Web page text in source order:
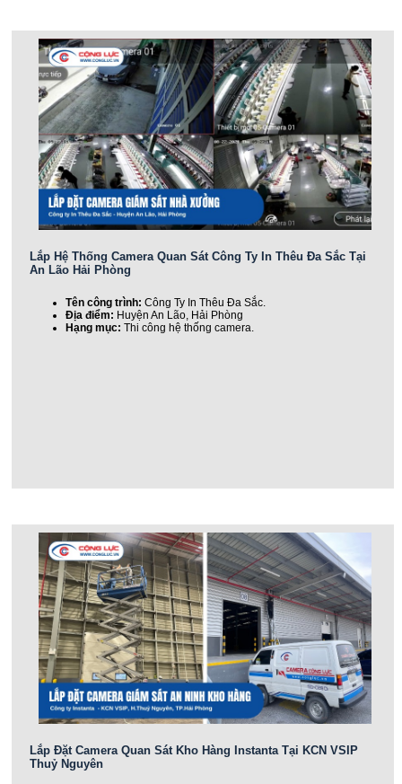
Lắp Hệ Thống Camera Quan Sát Công Ty In Thêu Đa Sắc Tại
An Lão Hải Phòng
Tên công trình: Công Ty In Thêu Đa Sắc.
Địa điểm: Huyện An Lão, Hải Phòng
Hạng mục:Thi công hệ thống camera.
Lắp Đặt Camera Quan Sát Kho Hàng Instanta Tại KCN VSIP
Thuỷ Nguyên